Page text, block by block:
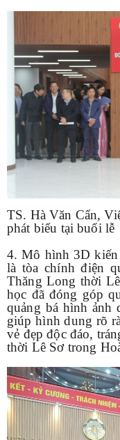
TS. Hà Văn Cẩn,
phát biểu tại buổi lễ
4. Mô hình 3D
là tòa chính điện
Thăng Long thời
học đã đóng góp
quảng bá hình ảnh
giúp hình dung rõ
vẻ đẹp độc đáo,
thời Lê Sơ trong